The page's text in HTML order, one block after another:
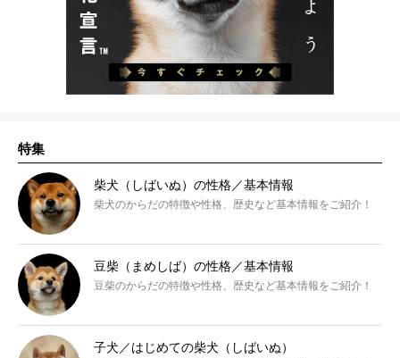
特集
柴犬（しばいぬ）の性格／基本情報
柴犬のからだの特徴や性格、歴史など基本情報をご紹介！
豆柴（まめしば）の性格／基本情報
豆柴のからだの特徴や性格、歴史など基本情報をご紹介！
子犬／はじめての柴犬（しばいぬ）